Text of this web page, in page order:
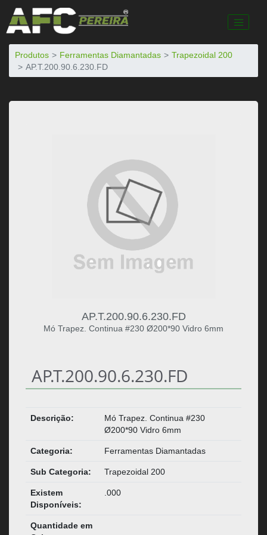
Produtos Ferramentas Diamantadas
Trapezoidal 200
AP.T.200.90.6.230.FD
AP.T.200.90.6.230.FD
Mó Trapez. Continua #230 Ø200*90 Vidro 6mm
AP.T.200.90.6.230.FD
Descrição:
Mó Trapez. Continua #230
Ø200*90 Vidro 6mm
Categoria: Ferramentas Diamantadas
Sub Categoria: Trapezoidal 200
Existem
Disponíveis:
.000
Quantidade em